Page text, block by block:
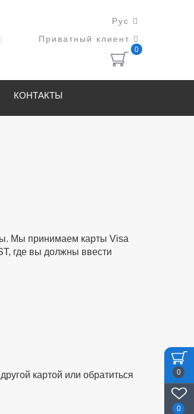
0
0
Рус
Приватный клиент
0
КОНТАКТЫ
Мы принимаем карты Visa
где вы должны ввести
картой или обратиться